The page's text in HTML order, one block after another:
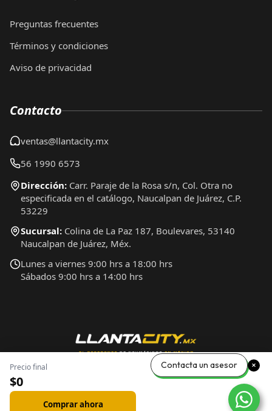
Precio final
$0
Comprar ahora
Preguntas frecuentes
Términos y condiciones
Aviso de privacidad
Contacto
ventas@llantacity.mx
56 1990 6573
Dirección: Carr. Paraje de la Rosa s/n, Col. Otra no
especificada en el catálogo, Naucalpan de Juárez, C.P.
53229
Sucursal: Colina de La Paz 187, Boulevares, 53140
Naucalpan de Juárez, Méx.
Lunes a viernes 9:00 hrs a 18:00 hrs
Sábados 9:00 hrs a 14:00 hrs
Contacta un asesor